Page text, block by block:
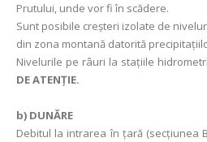
Prutului, unde vor fi în scădere.
Sunt posibile creșteri izolate de
din zona montană datorită
Nivelurile pe râuri la stațiile
DE ATENȚIE.
b) DUNĂRE
Debitul la intrarea în ţară (secţiunea